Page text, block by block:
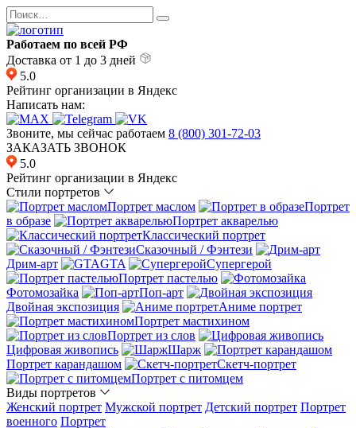
Перейти
к
содержанию
Search
for:
Работаем по всей РФ
Доставка от 1 до 3 дней
5.0
Рейтинг организации в Яндекс
Написать нам:
Звоните, мы сейчас работаем 8 (800) 301-72-03
ЗАКАЗАТЬ ЗВОНОК
5.0
Рейтинг организации в Яндекс
Стили портретов
Портрет маслом
Портрет
в образе
Портрет акварелью
Классический портрет
Сказочный / Фэнтези
Дрим-арт
GTA
Супергерой
Портрет пастелью
Фотомозайка
Поп-арт
Двойная экспозиция
Аниме портрет
Портрет мастихином
Портрет из слов
Цифровая живопись
Шарж
Портрет карандашом
Скетч-портрет
Портрет с питомцем
Виды портретов
Женский портрет Мужской портрет Детский портрет Портрет
военного Портрет